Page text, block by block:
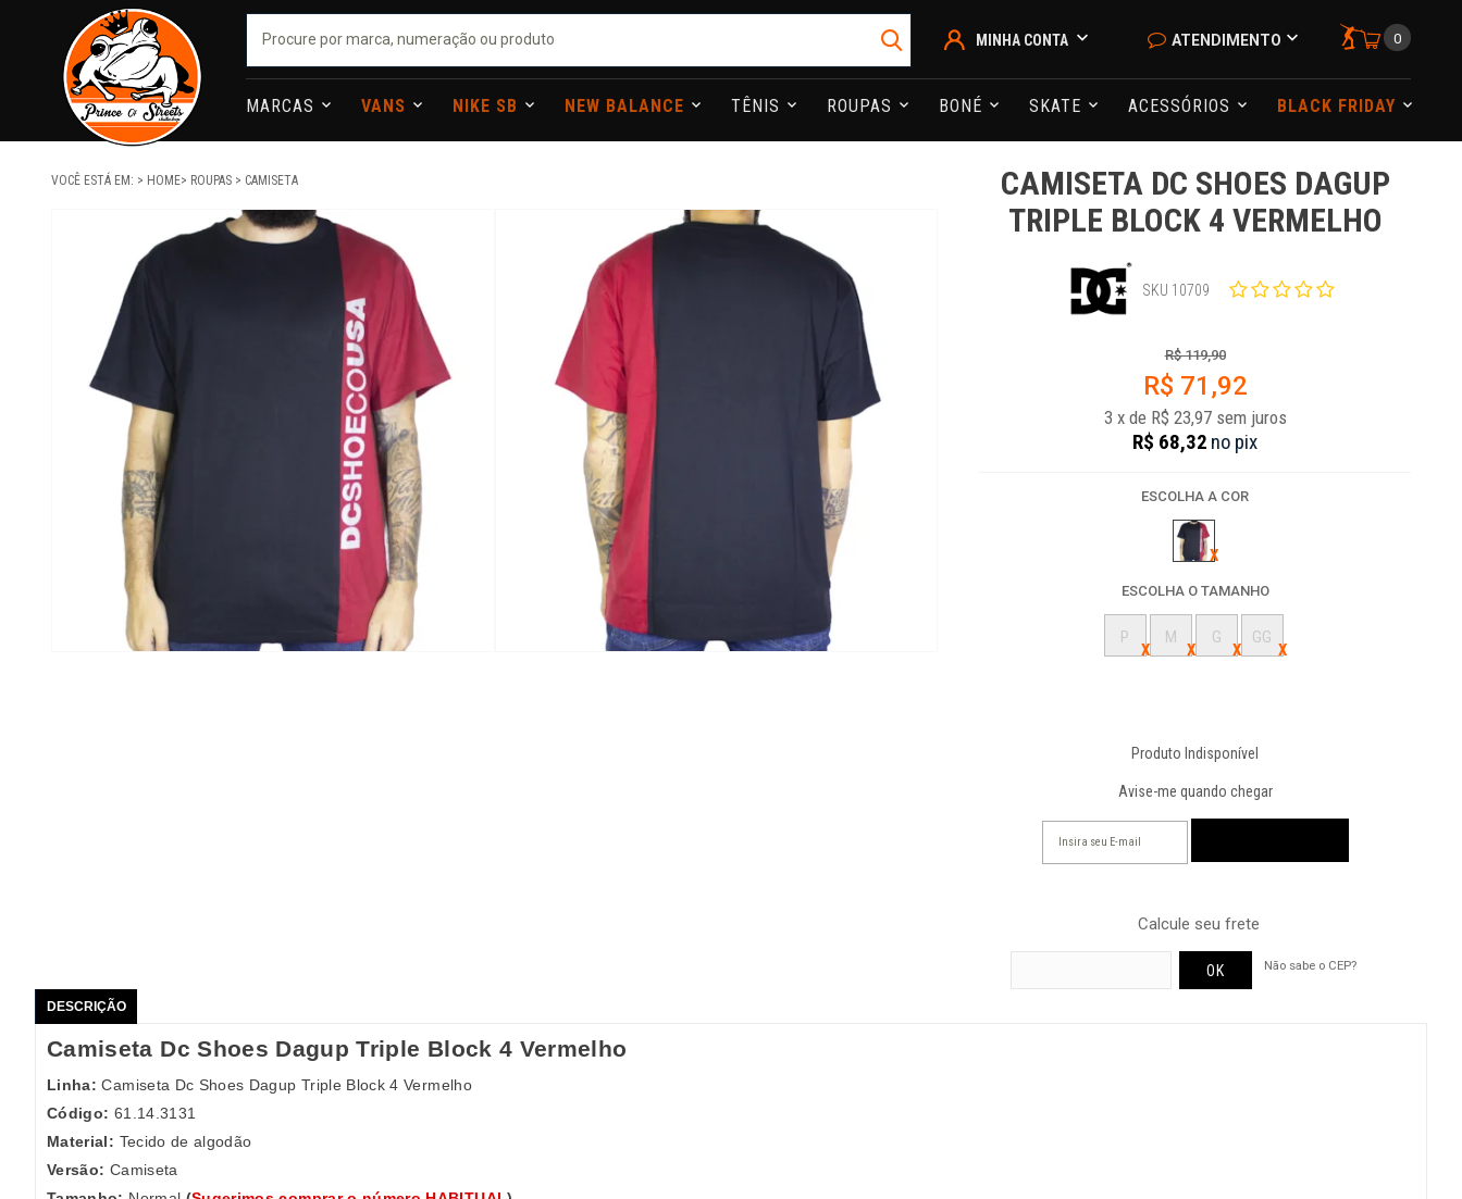
MINHA CONTA ATENDIMENTO 0
MARCAS VANS NIKE SB NEW BALANCE TÊNIS ROUPAS BONÉ SKATE ACESSÓRIOS BLACK FRIDAY
VOCÊ ESTÁ EM: HOME ROUPAS CAMISETA
CAMISETA DC SHOES DAGUP
TRIPLE BLOCK 4 VERMELHO
SKU 10709
R$ 119,90
R$ 71,92
3 x de R$ 23,97 sem juros
R$ 68,32 no pix
ESCOLHA A COR
ESCOLHA O TAMANHO
P M G GG
Produto Indisponível
Avise-me quando chegar
Calcule seu frete
Não sabe o CEP?
DESCRIÇÃO
Camiseta Dc Shoes Dagup Triple Block 4 Vermelho
Linha: Camiseta Dc Shoes Dagup Triple Block 4 Vermelho
Código: 61.14.3131
Material: Tecido de algodão
Versão: Camiseta